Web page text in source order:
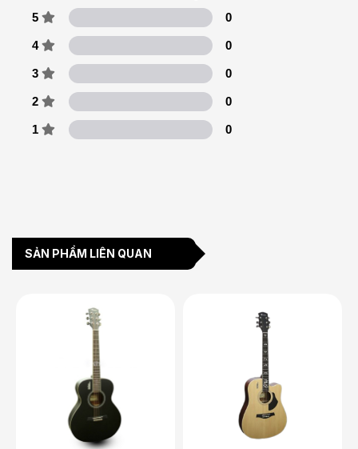
5
0
4 0
3 0
2 0
1 0
SẢN PHẨM LIÊN QUAN